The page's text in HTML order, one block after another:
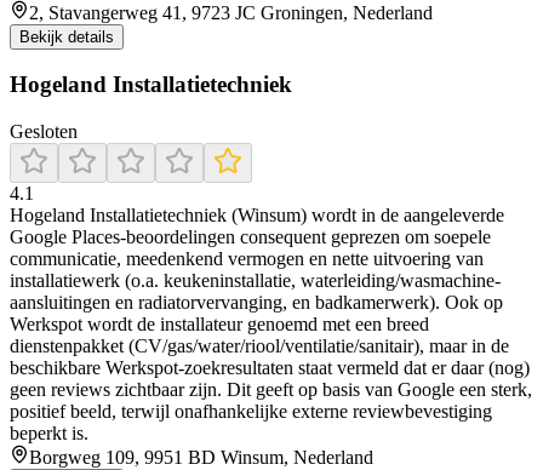
2, Stavangerweg 41, 9723 JC Groningen, Nederland
Bekijk details
Hogeland Installatietechniek
Gesloten
4.1
Hogeland Installatietechniek (Winsum) wordt in de aangeleverde
Google Places-beoordelingen consequent geprezen om soepele
communicatie, meedenkend vermogen en nette uitvoering van
installatiewerk (o.a. keukeninstallatie, waterleiding/wasmachine-
aansluitingen en radiatorvervanging, en badkamerwerk). Ook op
Werkspot wordt de installateur genoemd met een breed
dienstenpakket (CV/gas/water/riool/ventilatie/sanitair), maar in de
beschikbare Werkspot-zoekresultaten staat vermeld dat er daar (nog)
geen reviews zichtbaar zijn. Dit geeft op basis van Google een sterk,
positief beeld, terwijl onafhankelijke externe reviewbevestiging
beperkt is.
Borgweg 109, 9951 BD Winsum, Nederland